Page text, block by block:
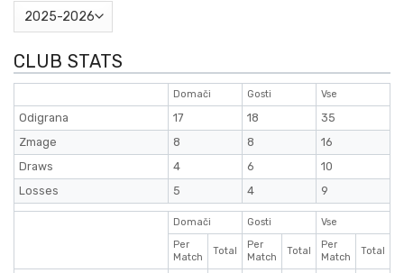
CLUB STATS
Domači Gosti Vse
Odigrana 17 18
35
Zmage
8 8
16
Draws
4 6
10
Losses
5 4 9
Domači Gosti
Vse
Per
Match
Total
Per
Match
Total
Per
Match
Total